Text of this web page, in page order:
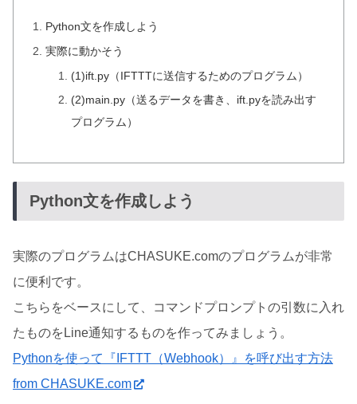
Python文を作成しよう
実際に動かそう
(1)ift.py（IFTTTに送信するためのプログラム）
(2)main.py（送るデータを書き、ift.pyを読み出す
プログラム）
Python文を作成しよう
実際のプログラムはCHASUKE.comのプログラムが非常
に便利です。
こちらをベースにして、コマンドプロンプトの引数に入れ
たものをLine通知するものを作ってみましょう。
Pythonを使って『IFTTT（Webhook）』を呼び出す方法
from CHASUKE.com